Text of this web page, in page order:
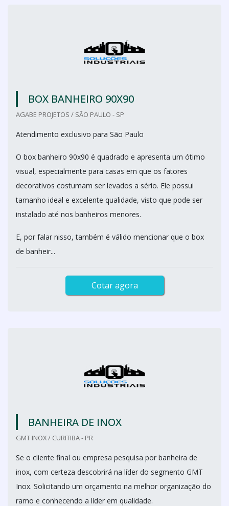
BOX BANHEIRO 90X90
AGABE PROJETOS / SÃO PAULO - SP
Atendimento exclusivo para São Paulo
O box banheiro 90x90 é quadrado e apresenta um ótimo
visual, especialmente para casas em que os fatores
decorativos costumam ser levados a sério. Ele possui
tamanho ideal e excelente qualidade, visto que pode ser
instalado até nos banheiros menores.
E, por falar nisso, também é válido mencionar que o box
de banheir...
Cotar agora
BANHEIRA DE INOX
GMT INOX / CURITIBA - PR
Se o cliente final ou empresa pesquisa por banheira de
inox, com certeza descobrirá na líder do segmento GMT
Inox. Solicitando um orçamento na melhor organização do
ramo e conhecendo a líder em qualidade.